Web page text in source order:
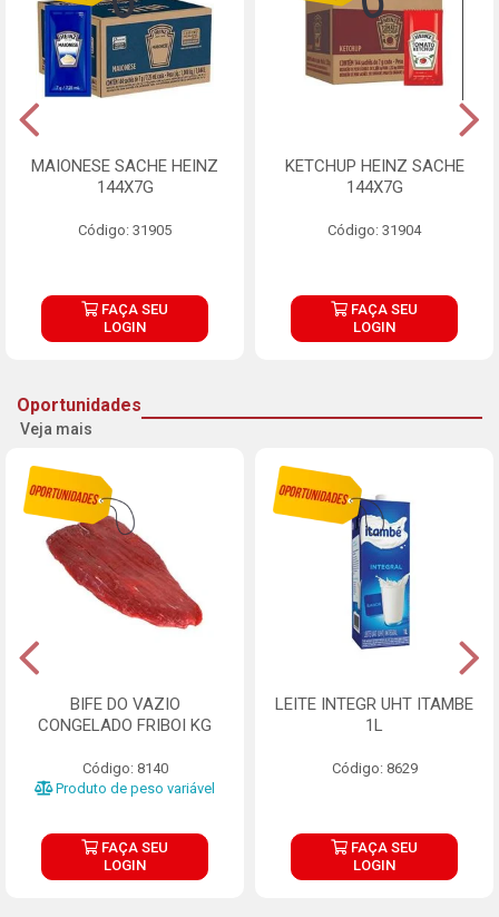
MAIONESE SACHE HEINZ
144X7G
Código: 31905
FAÇA SEU
LOGIN
KETCHUP HEINZ SACHE
144X7G
Código: 31904
FAÇA SEU
LOGIN
Oportunidades
Veja mais
BIFE DO VAZIO
CONGELADO FRIBOI KG
Código: 8140
Produto de peso variável
FAÇA SEU
LOGIN
LEITE INTEGR UHT ITAMBE
1L
Código: 8629
FAÇA SEU
LOGIN